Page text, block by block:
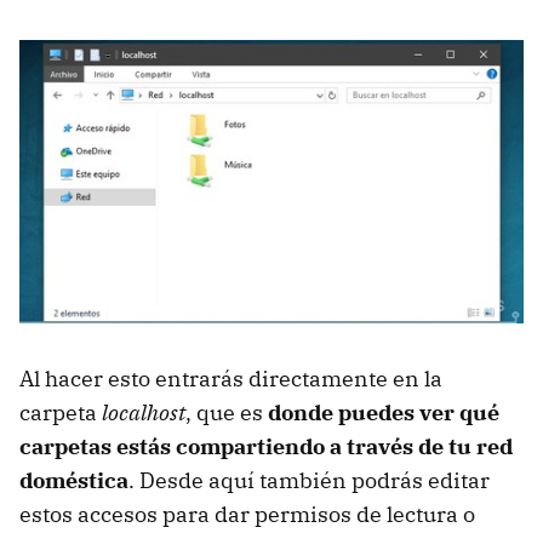
Al hacer esto entrarás directamente en la
carpeta localhost, que es donde puedes ver qué
carpetas estás compartiendo a través de tu red
doméstica. Desde aquí también podrás editar
estos accesos para dar permisos de lectura o